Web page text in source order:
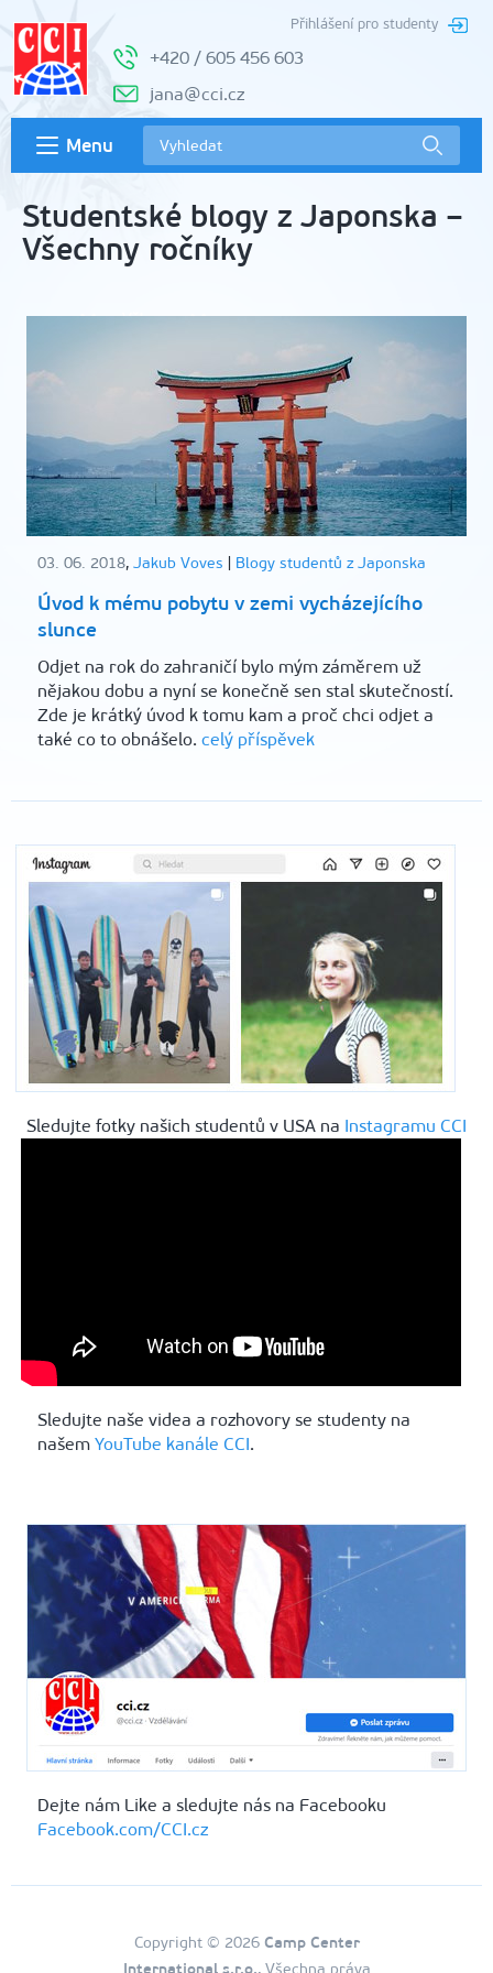
Přihlášení pro studenty
+420 / 605 456 603
jana@cci.cz
Menu
Studentské blogy z Japonska –
Všechny ročníky
03. 06. 2018, Jakub Voves Blogy studentů z Japonska
Úvod k mému pobytu v zemi vycházejícího
slunce
Odjet na rok do zahraničí bylo mým záměrem už
nějakou dobu a nyní se konečně sen stal skutečností.
Zde je krátký úvod k tomu kam a proč chci odjet a
také co to obnášelo. celý příspěvek
Sledujte fotky našich studentů v USA na Instagramu CCI
Sledujte naše videa a rozhovory se studenty na
našem YouTube kanále CCI.
Dejte nám Like a sledujte nás na Facebooku
Facebook.com/CCI.cz
Copyright © 2026 Camp Center
International s.r.o., Všechna práva